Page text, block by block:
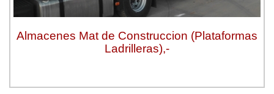
Almacenes Mat de Construccion (Plataformas
Ladrilleras),-